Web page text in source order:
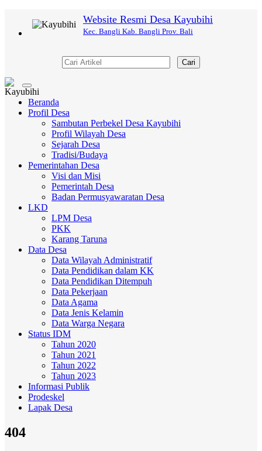
Website Resmi Desa Kayubihi
Kec. Bangli Kab. Bangli Prov. Bali
Cari
Toggle
navigation
Beranda
Profil Desa
Sambutan Perbekel Desa Kayubihi
Profil Wilayah Desa
Sejarah Desa
Tradisi/Budaya
Pemerintahan Desa
Visi dan Misi
Pemerintah Desa
Badan Permusyawaratan Desa
LKD
LPM Desa
PKK
Karang Taruna
Data Desa
Data Wilayah Administratif
Data Pendidikan dalam KK
Data Pendidikan Ditempuh
Data Pekerjaan
Data Agama
Data Jenis Kelamin
Data Warga Negara
Status IDM
Tahun 2020
Tahun 2021
Tahun 2022
Tahun 2023
Informasi Publik
Prodeskel
Lapak Desa
404